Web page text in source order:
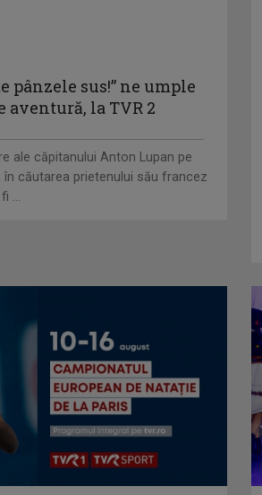
pânzele sus!” ne umple
la TVR 2
ale căpitanului Anton Lupan pe
în căutarea prietenului său francez
...